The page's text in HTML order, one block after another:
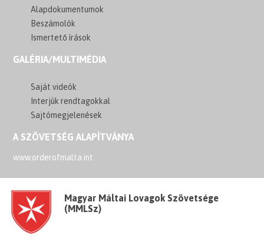
Alapdokumentumok
Beszámolók
Ismertető írások
GALÉRIA/MULTIMÉDIA
Saját videók
Interjúk rendtagokkal
Sajtómegjelenések
A SZÖVETSÉG ALAPÍTVÁNYA
www.orderofmalta.int
Magyar Máltai Lovagok Szövetsége
(MMLSz)